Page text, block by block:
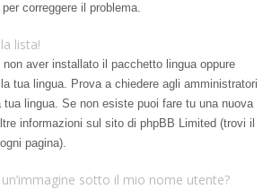
correggere il problema.
lista!
non aver installato il pacchetto lingua oppure
tua lingua. Prova a chiedere agli amministratori
lingua. Se non esiste puoi fare tu una nuova
informazioni sul sito di phpBB Limited (trovi il
pagina).
sotto il mio nome utente?